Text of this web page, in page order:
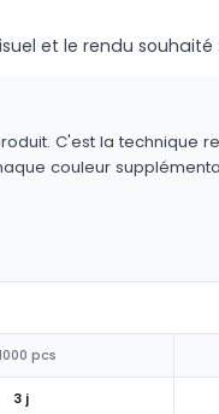
et le rendu souhaité :
C'est la technique
couleur
pcs
3 j